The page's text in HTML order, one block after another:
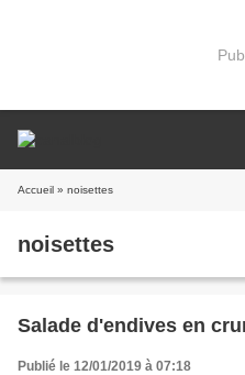
Accueil » noisettes
noisettes
Salade d'endives en
Publié le 12/01/2019 à 07:18